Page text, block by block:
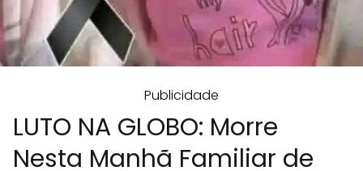
Publicidade
LUTO NA GLOBO: Morre
Nesta Manhã Familiar de